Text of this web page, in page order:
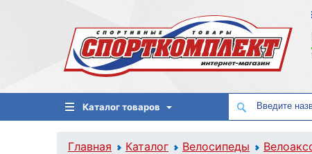
Каталог товаров
Главная Каталог Велосипеды